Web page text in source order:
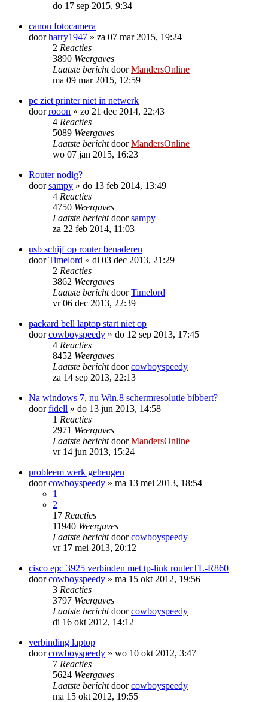
do 17 sep 2015, 9:34
canon fotocamera
doorharry1947 » za 07 mar 2015, 19:24
2 Reacties
3890 Weergaves
Laatste berichtdoorMandersOnline
ma 09 mar 2015, 12:59
pc ziet printer niet in netwerk
doorrooon » zo 21 dec 2014, 22:43
4 Reacties
5089 Weergaves
Laatste berichtdoorMandersOnline
wo 07 jan 2015, 16:23
Router nodig?
doorsampy » do 13 feb 2014, 13:49
4 Reacties
4750 Weergaves
Laatste berichtdoorsampy
za 22 feb 2014, 11:03
usb schijf op router benaderen
doorTimelord » di 03 dec 2013, 21:29
2 Reacties
3862 Weergaves
Laatste berichtdoorTimelord
vr 06 dec 2013, 22:39
packard bell laptop start niet op
doorcowboyspeedy » do 12 sep 2013, 17:45
4 Reacties
8452 Weergaves
Laatste berichtdoorcowboyspeedy
za 14 sep 2013, 22:13
Na windows 7, nu Win.8 schermresolutie bibbert?
doorfidell » do 13 jun 2013, 14:58
1 Reacties
2971 Weergaves
Laatste berichtdoorMandersOnline
vr 14 jun 2013, 15:24
probleem werk geheugen
doorcowboyspeedy » ma 13 mei 2013, 18:54
1
2
17 Reacties
11940 Weergaves
Laatste berichtdoorcowboyspeedy
vr 17 mei 2013, 20:12
cisco epc 3925 verbinden met tp-link routerTL-R860
doorcowboyspeedy » ma 15 okt 2012, 19:56
3 Reacties
3797 Weergaves
Laatste berichtdoorcowboyspeedy
di 16 okt 2012, 14:12
verbinding laptop
doorcowboyspeedy » wo 10 okt 2012, 3:47
7 Reacties
5624 Weergaves
Laatste berichtdoorcowboyspeedy
ma 15 okt 2012, 19:55